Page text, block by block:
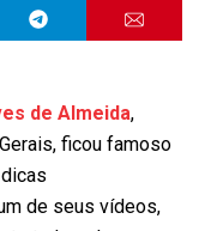
de Almeida,
ficou famoso
de seus vídeos,